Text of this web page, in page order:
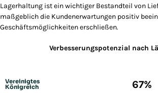
Lagerhaltung ist ein wichtiger Bestandteil von
maßgeblich die Kundenerwartungen positiv
Geschäftsmöglichkeiten erschließen.
Verbesserungspotenzial nach
Vereinigtes
Königreich 67%